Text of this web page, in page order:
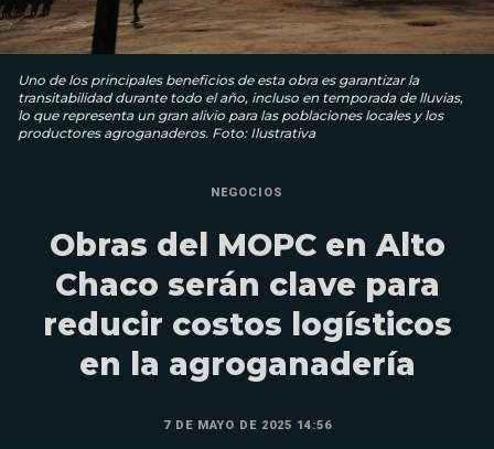
Uno de los principales beneficios de esta obra es garantizar la
transitabilidad durante todo el año, incluso en temporada de lluvias,
lo que representa un gran alivio para las poblaciones locales y los
productores agroganaderos. Foto: Ilustrativa
NEGOCIOS
Obras del MOPC en Alto
Chaco serán clave para
reducir costos logísticos
en la agroganadería
7 DE MAYO DE 2025 14:56